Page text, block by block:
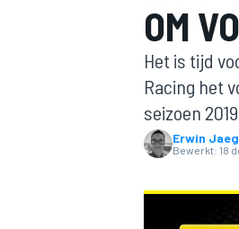
MOTOGP
OM
Het is tijd
Racing het
seizoen
Erwin
Bewerkt: 18